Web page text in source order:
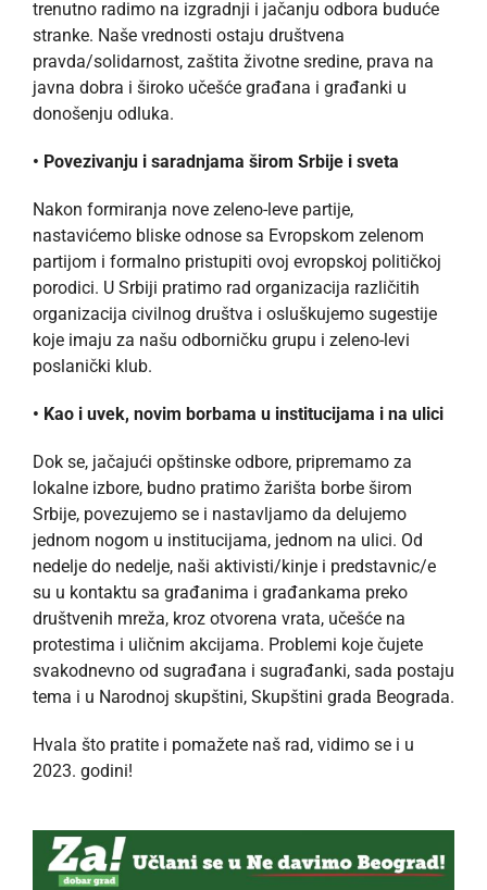
trenutno radimo na izgradnji i jačanju odbora buduće
stranke. Naše vrednosti ostaju društvena
pravda/solidarnost, zaštita životne sredine, prava na
javna dobra i široko učešće građana i građanki u
donošenju odluka.
• Povezivanju i saradnjama širom Srbije i sveta
Nakon formiranja nove zeleno-leve partije,
nastavićemo bliske odnose sa Evropskom zelenom
partijom i formalno pristupiti ovoj evropskoj političkoj
porodici. U Srbiji pratimo rad organizacija različitih
organizacija civilnog društva i osluškujemo sugestije
koje imaju za našu odborničku grupu i zeleno-levi
poslanički klub.
• Kao i uvek, novim borbama u institucijama i na ulici
Dok se, jačajući opštinske odbore, pripremamo za
lokalne izbore, budno pratimo žarišta borbe širom
Srbije, povezujemo se i nastavljamo da delujemo
jednom nogom u institucijama, jednom na ulici. Od
nedelje do nedelje, naši aktivisti/kinje i predstavnic/e
su u kontaktu sa građanima i građankama preko
društvenih mreža, kroz otvorena vrata, učešće na
protestima i uličnim akcijama. Problemi koje čujete
svakodnevno od sugrađana i sugrađanki, sada postaju
tema i u Narodnoj skupštini, Skupštini grada Beograda.
Hvala što pratite i pomažete naš rad, vidimo se i u
2023. godini!